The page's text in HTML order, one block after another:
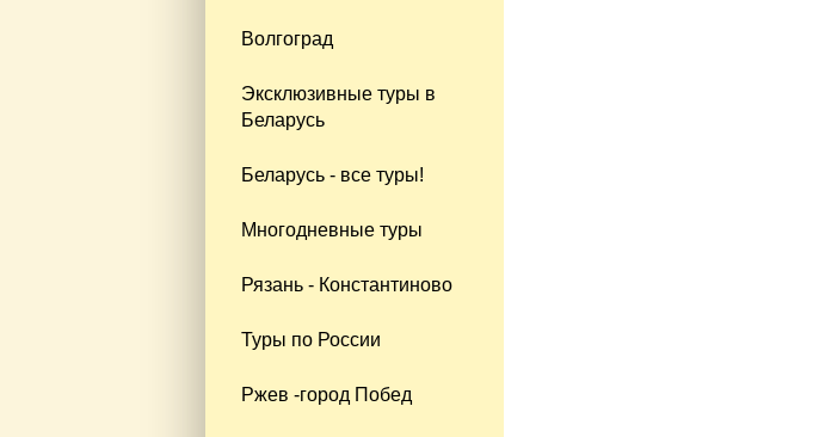
Волгоград
Эксклюзивные туры в
Беларусь
Беларусь - все туры!
Многодневные туры
Рязань - Константиново
Туры по России
Ржев -город Побед